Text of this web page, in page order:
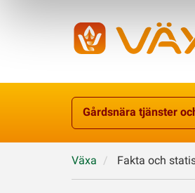
Gårdsnära tjänster
Växa Fakta och